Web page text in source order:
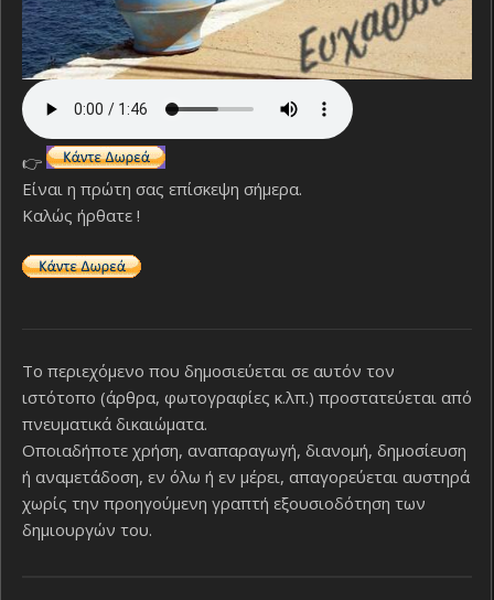
👉
Είναι η πρώτη σας επίσκεψη σήμερα.
Καλώς ήρθατε !
Το περιεχόμενο που δημοσιεύεται σε αυτόν τον
ιστότοπο (άρθρα, φωτογραφίες κ.λπ.) προστατεύεται από
πνευματικά δικαιώματα.
Οποιαδήποτε χρήση, αναπαραγωγή, διανομή, δημοσίευση
ή αναμετάδοση, εν όλω ή εν μέρει, απαγορεύεται αυστηρά
χωρίς την προηγούμενη γραπτή εξουσιοδότηση των
δημιουργών του.